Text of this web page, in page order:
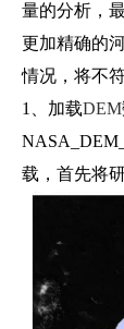
量的分析，
更加精确的
情况，将不
1、加载DEM
载，首先将